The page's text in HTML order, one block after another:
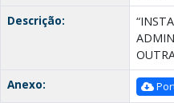
Descrição:
Anexo: